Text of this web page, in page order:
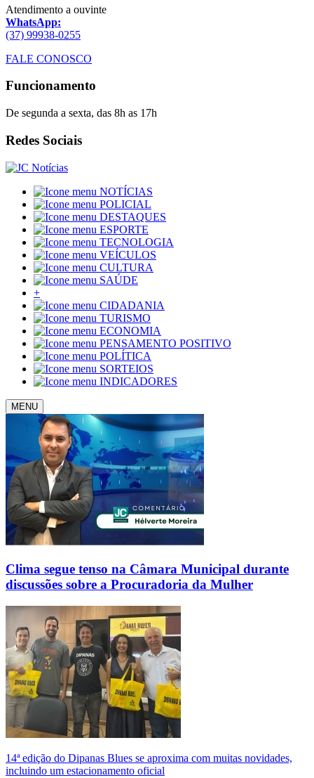
Atendimento a ouvinte
WhatsApp:
(37) 99938-0255
FALE CONOSCO
Funcionamento
De segunda a sexta, das 8h as 17h
Redes Sociais
NOTÍCIAS
POLICIAL
DESTAQUES
ESPORTE
TECNOLOGIA
VEÍCULOS
CULTURA
SAÚDE
+
CIDADANIA
TURISMO
ECONOMIA
PENSAMENTO POSITIVO
POLÍTICA
SORTEIOS
INDICADORES
MENU
Clima segue tenso na Câmara Municipal durante
discussões sobre a Procuradoria da Mulher
14ª edição do Dipanas Blues se aproxima com muitas novidades,
incluindo um estacionamento oficial